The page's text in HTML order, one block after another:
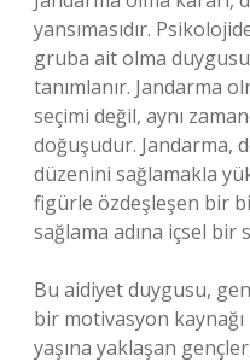
yansımasıdır.
gruba ait olma
tanımlanır. Jandarma
seçimi değil, aynı
doğuşudur. Jandarma,
düzenini sağlamakla
figürle özdeşleşen bir
sağlama adına içsel
Bu aidiyet duygusu,
bir motivasyon
yaşına yaklaşan